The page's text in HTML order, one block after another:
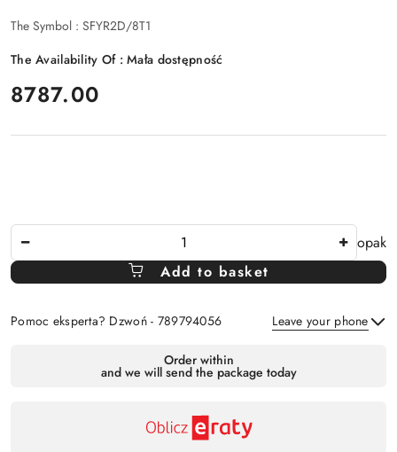
The Symbol : SFYR2D/8T1
The Availability Of :Mała dostępność
price:
8787.00
Amount
Of
opak
Add to basket
Pomoc eksperta? Dzwoń - 789794056 Leave your phone
Order within
and we will send the package today